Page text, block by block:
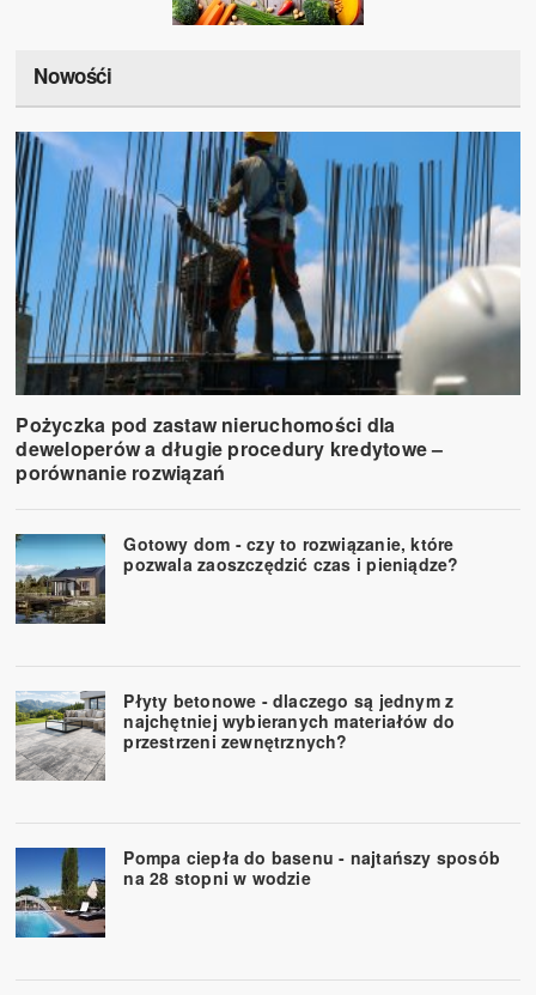
Nowośći
Pożyczka pod zastaw nieruchomości dla
deweloperów a długie procedury kredytowe –
porównanie rozwiązań
Gotowy dom - czy to rozwiązanie, które
pozwala zaoszczędzić czas i pieniądze?
Płyty betonowe - dlaczego są jednym z
najchętniej wybieranych materiałów do
przestrzeni zewnętrznych?
Pompa ciepła do basenu - najtańszy sposób
na 28 stopni w wodzie